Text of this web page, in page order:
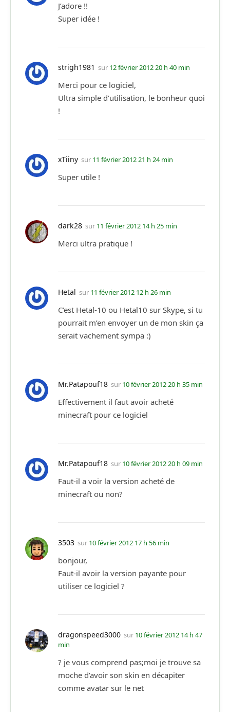
J’adore !!
Super idée !
strigh1981 sur 12 février 2012 20 h 40 min
Merci pour ce logiciel,
Ultra simple d’utilisation, le bonheur quoi
!
xTiiny sur 11 février 2012 21 h 24 min
Super utile !
dark28 sur 11 février 2012 14 h 25 min
Merci ultra pratique !
Hetal sur 11 février 2012 12 h 26 min
C’est Hetal-10 ou Hetal10 sur Skype, si tu
pourrait m’en envoyer un de mon skin ça
serait vachement sympa :)
Mr.Patapouf18 sur 10 février 2012 20 h 35 min
Effectivement il faut avoir acheté
minecraft pour ce logiciel
Mr.Patapouf18 sur 10 février 2012 20 h 09 min
Faut-il a voir la version acheté de
minecraft ou non?
3503 sur 10 février 2012 17 h 56 min
bonjour,
Faut-il avoir la version payante pour
utiliser ce logiciel ?
dragonspeed3000 sur 10 février 2012 14 h 47
min
? je vous comprend pas;moi je trouve sa
moche d’avoir son skin en décapiter
comme avatar sur le net